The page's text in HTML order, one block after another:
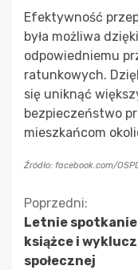
Efektywność
była możliwa
odpowiedniemu
ratunkowych.
się uniknąć
bezpieczeństwo
mieszkańcom
Źródło: facebook.com/
Kontynuuj
czytanie
Poprzedni:
Letnie spotkanie
książce i
społecznej